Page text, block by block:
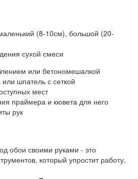
(8-10см), большой (20-
сухой смеси
или бетономешалкой
шпатель с сеткой
мест
праймера и кювета для него
рук
обои своими руками - это
который упростит работу.